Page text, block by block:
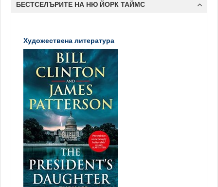
БЕСТСЕЛЪРИТЕ НА НЮ ЙОРК ТАЙМС
Художествена литература